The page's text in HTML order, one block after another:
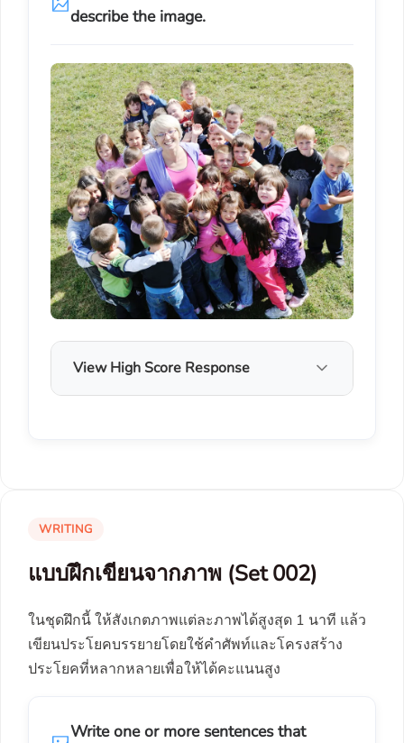
describe the image.
View High Score Response
WRITING
แบบฝึกเขียนจากภาพ (Set 002)
ในชุดฝึกนี้ ให้สังเกตภาพแต่ละภาพได้สูงสุด 1 นาที แล้ว
เขียนประโยคบรรยายโดยใช้คำศัพท์และโครงสร้าง
ประโยคที่หลากหลายเพื่อให้ได้คะแนนสูง
Write one or more sentences that